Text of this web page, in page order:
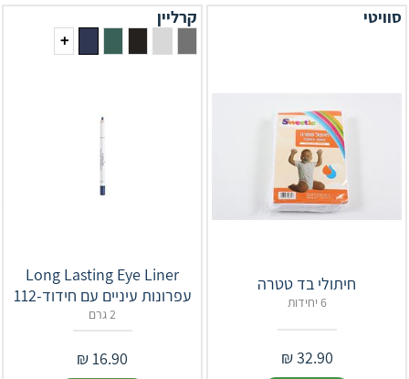
סוויטי
חיתולי בד טטרה
6 יחידות
32.90
₪
קרליין
+
Long Lasting Eye Liner
עפרונות עיניים עם חידוד-112
2 גרם
16.90
₪